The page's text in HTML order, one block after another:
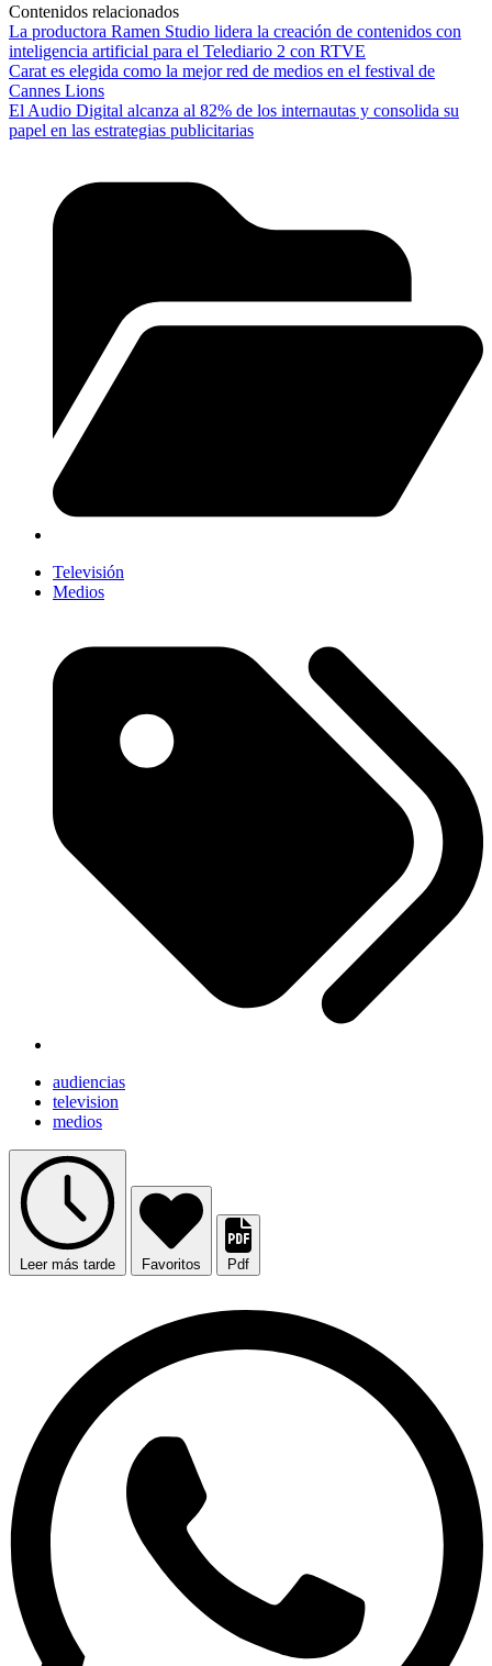
Contenidos relacionados
La productora Ramen Studio lidera la creación de contenidos con
inteligencia artificial para el Telediario 2 con RTVE
Carat es elegida como la mejor red de medios en el festival de
Cannes Lions
El Audio Digital alcanza al 82% de los internautas y consolida su
papel en las estrategias publicitarias
Televisión
Medios
audiencias
television
medios
Leer más tarde Favoritos Pdf